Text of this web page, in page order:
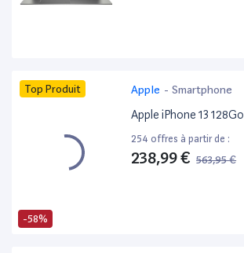
-58%
Top Produit Apple - Smartphone
Apple iPhone 13 128Go
254 offres à partir de :
238,99 € 563,95 €